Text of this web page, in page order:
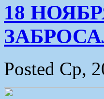
18
Posted Ср,